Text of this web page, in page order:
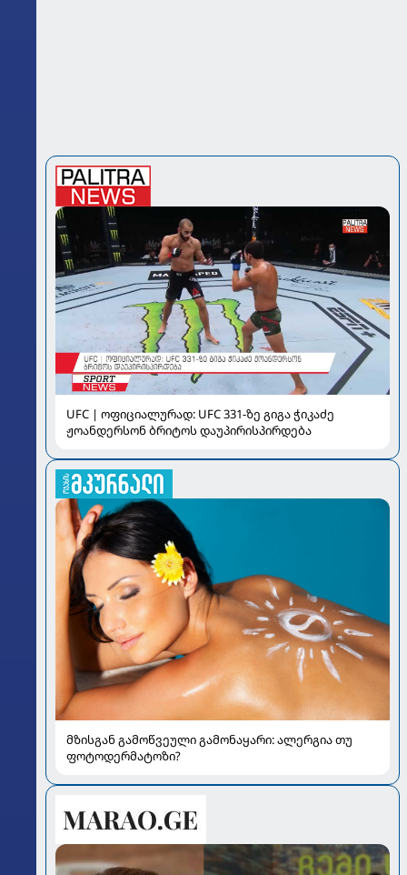
UFC | ოფიციალურად: UFC 331-ზე გიგა ჭიკაძე
ჟოანდერსონ ბრიტოს დაუპირისპირდება
მზისგან გამოწვეული გამონაყარი: ალერგია თუ
ფოტოდერმატოზი?